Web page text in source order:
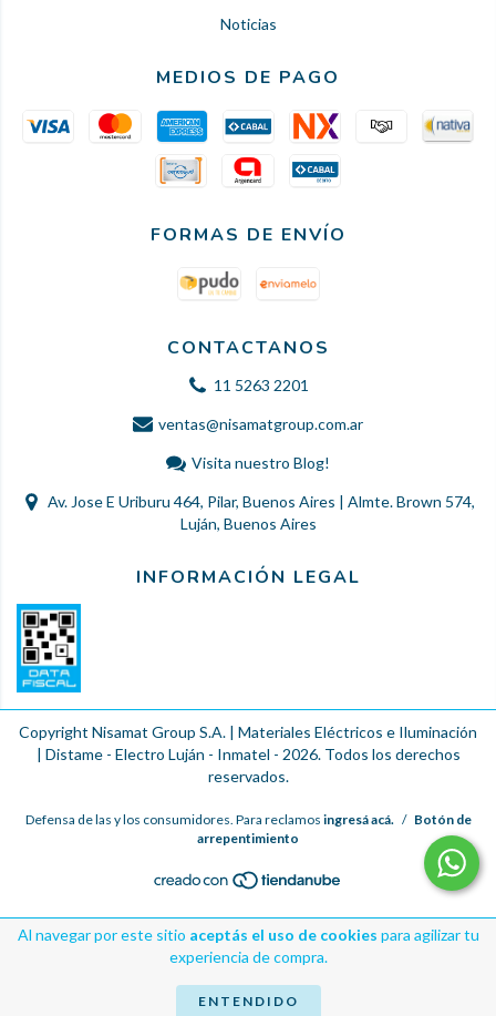
Al navegar por este sitio aceptás el uso de cookies para agilizar tu
experiencia de compra.
ENTENDIDO
Noticias
MEDIOS DE PAGO
FORMAS DE ENVÍO
CONTACTANOS
11 5263 2201
ventas@nisamatgroup.com.ar
Visita nuestro Blog!
Av. Jose E Uriburu 464, Pilar, Buenos Aires | Almte. Brown 574,
Luján, Buenos Aires
INFORMACIÓN LEGAL
Copyright Nisamat Group S.A. | Materiales Eléctricos e Iluminación
| Distame - Electro Luján - Inmatel - 2026. Todos los derechos
reservados.
Defensa de las y los consumidores. Para reclamos ingresá acá. / Botón de
arrepentimiento